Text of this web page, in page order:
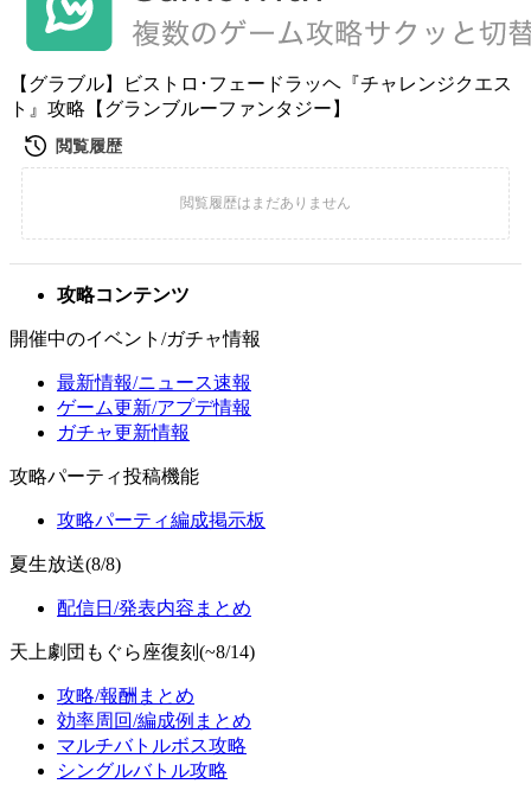
【グラブル】ビストロ･フェードラッヘ『チャレンジクエス
ト』攻略【グランブルーファンタジー】
攻略コンテンツ
開催中のイベント/ガチャ情報
最新情報/ニュース速報
ゲーム更新/アプデ情報
ガチャ更新情報
攻略パーティ投稿機能
攻略パーティ編成掲示板
夏生放送(8/8)
配信日/発表内容まとめ
天上劇団もぐら座復刻(~8/14)
攻略/報酬まとめ
効率周回/編成例まとめ
マルチバトルボス攻略
シングルバトル攻略